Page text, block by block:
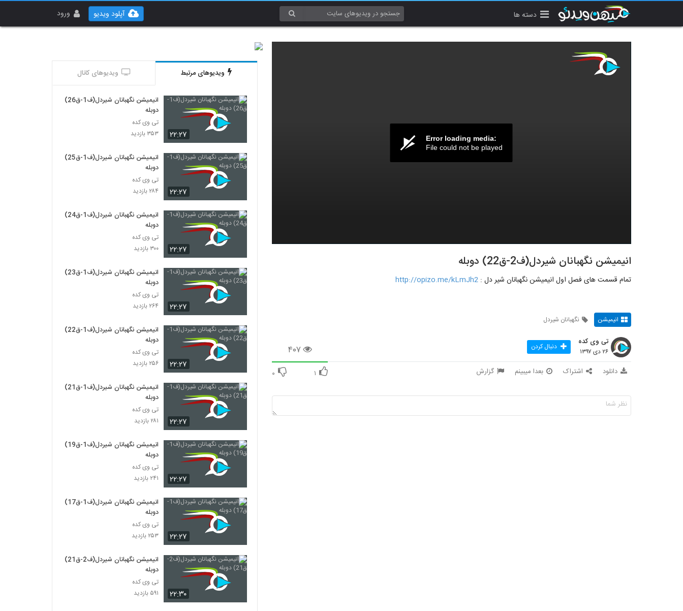
دسته ها ورود آپلود ویدیو
Error loading media:
File could not be played
انیمیشن نگهبانان شیردل(ف2-ق22) دوبله
تمام قسمت های فصل اول انیمیشن نگهبانان شیر دل : http://opizo.me/kLmJh2
انیمیشن نگهبانان شیردل
۴۰۷
تی وی کده
۲۶ دی ۱۳۹۷ دنبال کردن
دانلود اشتراک بعدا میبینم گزارش ۱ ۰
ویدیوهای مرتبط ویدیوهای کانال
۲۲:۲۷
انیمیشن نگهبانان شیردل(ف1-ق26)
دوبله
تی وی کده
۳۵۳ بازدید
۲۲:۲۷
انیمیشن نگهبانان شیردل(ف1-ق25)
دوبله
تی وی کده
۲۸۴ بازدید
۲۲:۲۷
انیمیشن نگهبانان شیردل(ف1-ق24)
دوبله
تی وی کده
۳۰۰ بازدید
۲۲:۲۷
انیمیشن نگهبانان شیردل(ف1-ق23)
دوبله
تی وی کده
۲۶۴ بازدید
۲۲:۲۷
انیمیشن نگهبانان شیردل(ف1-ق22)
دوبله
تی وی کده
۲۵۶ بازدید
۲۲:۲۷
انیمیشن نگهبانان شیردل(ف1-ق21)
دوبله
تی وی کده
۲۸۱ بازدید
۲۲:۲۷
انیمیشن نگهبانان شیردل(ف1-ق19)
دوبله
تی وی کده
۲۴۱ بازدید
۲۲:۲۷
انیمیشن نگهبانان شیردل(ف1-ق17)
دوبله
تی وی کده
۲۵۳ بازدید
۲۲:۳۰
انیمیشن نگهبانان شیردل(ف2-ق21)
دوبله
تی وی کده
۵۹۱ بازدید